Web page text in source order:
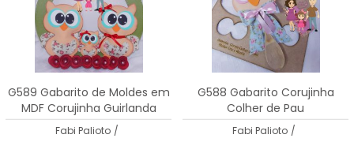
G589 Gabarito de Moldes em
MDF Corujinha Guirlanda
Família
Fabi Palioto /
G588 Gabarito Corujinha
Colher de Pau
Fabi Palioto /